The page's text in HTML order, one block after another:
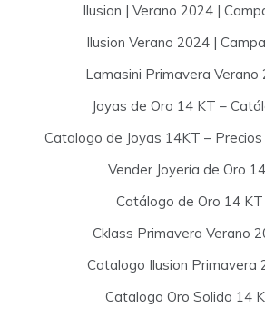
Ilusion | Verano 2024 |
Ilusion Verano 2024 |
Lamasini Primavera Verano
Joyas de Oro 14 KT –
Catalogo de Joyas 14KT –
Vender Joyería de Oro
Catálogo de Oro 14 KT
Cklass Primavera Verano
Catalogo Ilusion Primavera
Catalogo Oro Solido 14